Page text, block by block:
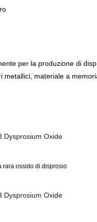
per la produzione di
metallici, materiale a
rara ossido di disprosio